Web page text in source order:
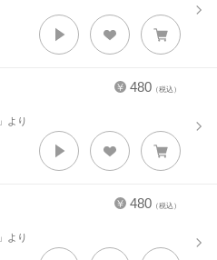
480 （税込）
より
480 （税込）
より